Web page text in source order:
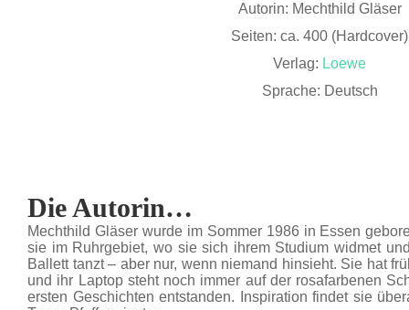
Autorin: Mechthild Gläser
Seiten: ca. 400 (Hardcover)
Verlag: Loewe
Sprache: Deutsch
Die Autorin…
Mechthild Gläser wurde im Sommer 1986 in Essen
sie im Ruhrgebiet, wo sie sich ihrem Studium widmet
Ballett tanzt – aber nur, wenn niemand hinsieht. Sie hat
und ihr Laptop steht noch immer auf der rosafarbenen
ersten Geschichten entstanden. Inspiration findet sie